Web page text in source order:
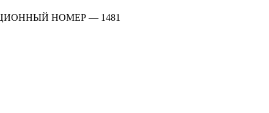
НОМЕР — 1481